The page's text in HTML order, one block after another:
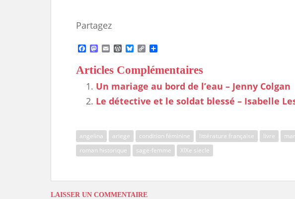
Partagez
e
o
o
k
M
s
t
d
o
n
E
i
W
r
d
r
e
s
B
e
k
y
C
p
y
i
k
r
Articles Complémentaires
Un mariage au bord de l’eau – Jenny Colgan
Le détective et le soldat blessé – Isabelle
angelina ariege condition féminine littérature française livre
roman historique
sage-femme XIXe siecle
LAISSER UN COMMENTAIRE